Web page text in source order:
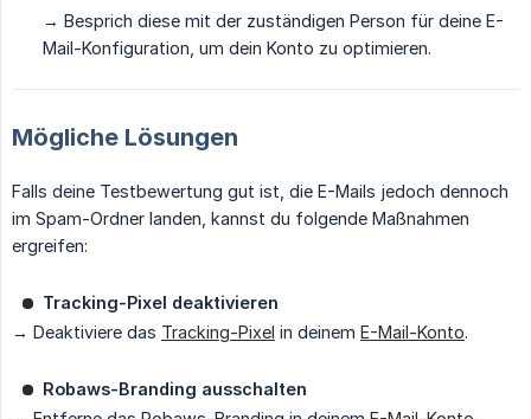
→ Besprich diese mit der zuständigen Person für deine E-
Mail-Konfiguration, um dein Konto zu optimieren.
Mögliche Lösungen
Falls deine Testbewertung gut ist, die E-Mails jedoch dennoch
im Spam-Ordner landen, kannst du folgende Maßnahmen
ergreifen:
Tracking-Pixel deaktivieren
→ Deaktiviere das Tracking-Pixel in deinem E-Mail-Konto.
Robaws-Branding ausschalten